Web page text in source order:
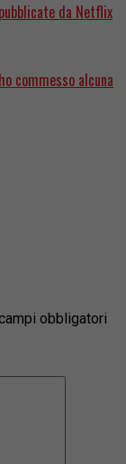
da Netflix
commesso alcuna
campi obbligatori